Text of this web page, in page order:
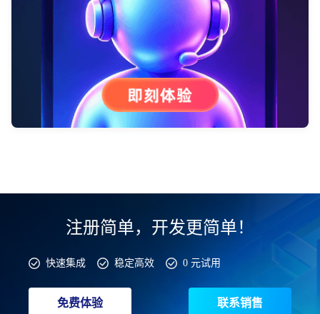
注册简单，开发更简单！
快速集成 稳定高效 0 元试用
免费体验 联系销售